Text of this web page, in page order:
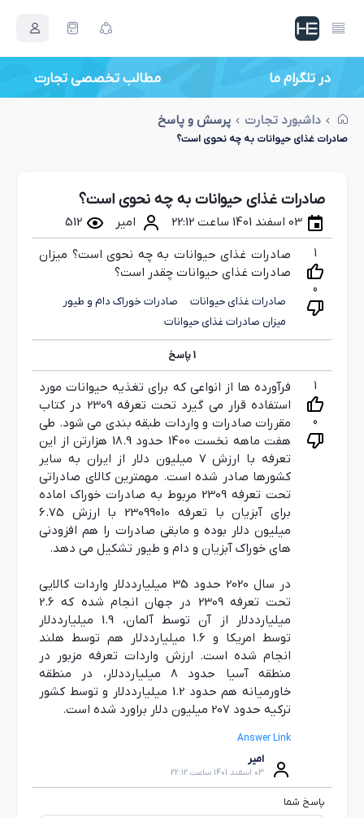
در تلگرام ما مطالب تخصصی تجارت
داشبورد تجارت پرسش و پاسخ
صادرات غذای حیوانات به چه نحوی است؟
صادرات غذای حیوانات به چه نحوی است؟
03 اسفند 1401 ساعت 22:12 امیر 512
1
0
صادرات غذای حیوانات به چه نحوی است؟ میزان
صادرات غذای حیوانات چقدر است؟
صادرات غذای حیوانات
صادرات خوراک دام و طیور
میزان صادرات غذای حیوانات
1پاسخ
1
0
فرآورده ها از انواعی که برای تغذیه حیوانات مورد
استفاده قرار می گیرد تحت تعرفه 2309 در کتاب
مقررات صادرات و واردات طبقه بندی می شود. طی
هفت ماهه نخست 1400 حدود 18.9 هزارتن از این
تعرفه با ارزش 7 میلیون دلار از ایران به سایر
کشورها صادر شده است. مهمترین کالای صادراتی
تحت تعرفه 2309 مربوط به صادرات خوراک اماده
برای آبزیان با تعرفه 23099010 با ارزش 6.75
میلیون دلار بوده و مابقی صادرات را هم افزودنی
های خوراک آبزیان و دام و طیور تشکیل می دهد.
در سال 2020 حدود 35 میلیارددلار واردات کالایی
تحت تعرفه 2309 در جهان انجام شده که 2.6
میلیارددلار از آن توسط آلمان، 1.9 میلیارددلار
توسط امریکا و 1.6 میلیارددلار هم توسط هلند
انجام شده است. ارزش واردات تعرفه مزبور در
منطقه آسیا حدود 8 میلیارددلار، در منطقه
خاورمیانه هم حدود 1.2 میلیارددلار و توسط کشور
ترکیه حدود 207 میلیون دلار براورد شده است.
Answer Link
امیر
03 اسفند 1401 ساعت 22:12
پاسخ شما